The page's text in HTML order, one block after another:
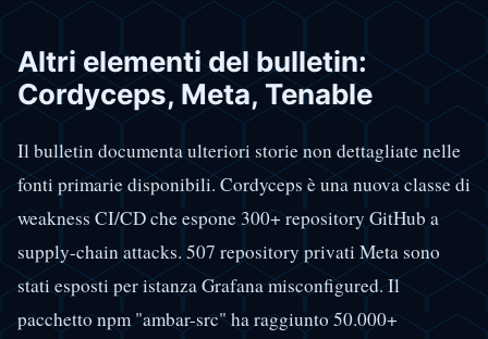
Altri elementi del bulletin:
Cordyceps, Meta, Tenable
Il bulletin documenta ulteriori storie non dettagliate nelle
fonti primarie disponibili. Cordyceps è una nuova classe di
weakness CI/CD che espone 300+ repository GitHub a
supply-chain attacks. 507 repository privati Meta sono
stati esposti per istanza Grafana misconfigured. Il
pacchetto npm "ambar-src" ha raggiunto 50.000+